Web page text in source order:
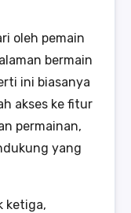
oleh pemain
bermain
ini biasanya
akses ke fitur
permainan,
yang
ketiga,